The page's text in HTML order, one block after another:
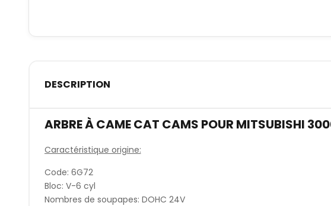
DESCRIPTION
ARBRE À CAME CAT CAMS POUR MITSUBISHI
Caractéristique origine:
Code: 6G72
Bloc: V-6 cyl
Nombres de soupapes: DOHC 24V